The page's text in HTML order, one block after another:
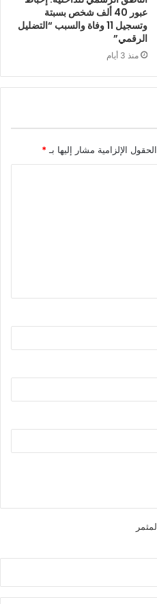
عبور 40 ألف شخص بسبتة
وتسجيل 11 وفاة والسبب “التضليل
الرقمي”
منذ 3 أيام
الحقول الإلزامية مشار إليها بـ*